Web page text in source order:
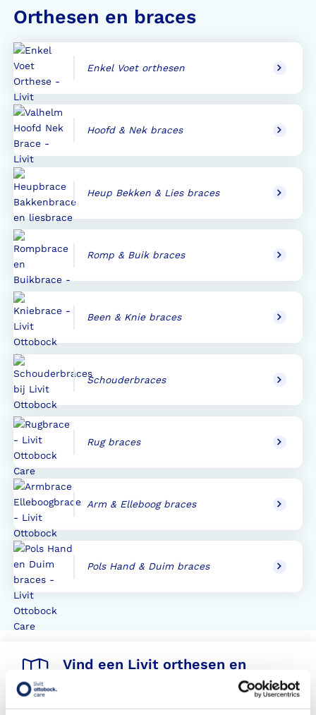
Orthesen en braces
Enkel Voet orthesen
Hoofd & Nek braces
Heup Bekken & Lies braces
Romp & Buik braces
Been & Knie braces
Schouderbraces
Rug braces
Arm & Elleboog braces
Pols Hand & Duim braces
Vind een Livit orthesen en
braces locatie bij u in de buurt
Met meer dan 140 locaties vindt u altijd een locatie bij